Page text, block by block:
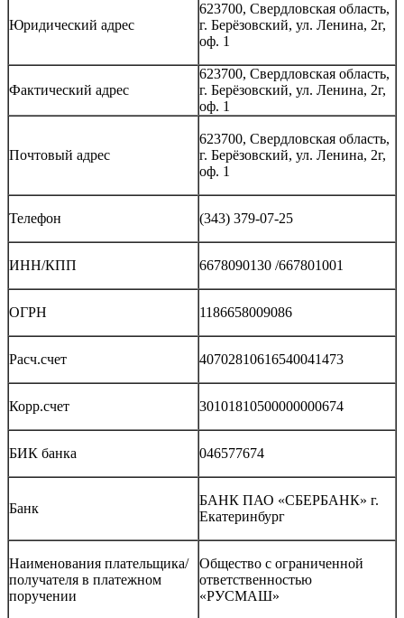
Юридический адрес
623700, Свердловская область,
г. Берёзовский, ул. Ленина, 2г,
оф. 1
Фактический адрес
623700, Свердловская область,
г. Берёзовский, ул. Ленина, 2г,
оф. 1
Почтовый адрес
623700, Свердловская область,
г. Берёзовский, ул. Ленина, 2г,
оф. 1
Телефон (343) 379-07-25
ИНН/КПП 6678090130 /667801001
ОГРН 1186658009086
Расч.счет 40702810616540041473
Корр.счет 30101810500000000674
БИК банка 046577674
Банк
БАНК ПАО «СБЕРБАНК» г.
Екатеринбург
Наименования плательщика/
получателя в платежном
поручении
Общество с ограниченной
ответственностью
«РУСМАШ»